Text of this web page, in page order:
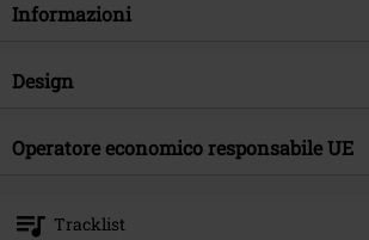
Informazioni
Codice articolo
Genere Musicale
Death Metal
Band
Design
Tipologia prodotto
CD
Operatore economico responsabile UE
Neumühlen 17
Tracklist